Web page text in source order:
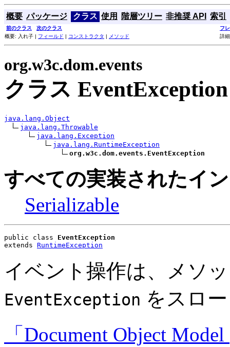
概要 パッケージ クラス 使用 階層ツリー 非推奨 API 索引
前のクラス 次のクラス
フ
概要: 入れ子 | フィールド | コンストラクタ | メソッド 詳
org.w3c.dom.events
クラス EventException
java.lang.Object
java.lang.Throwable
java.lang.Exception
java.lang.RuntimeException
org.w3c.dom.events.EventException
すべての実装されたイ
Serializable
public class EventException
extends RuntimeException
イベント操作は、メソ
EventException をスロ
「Document Object